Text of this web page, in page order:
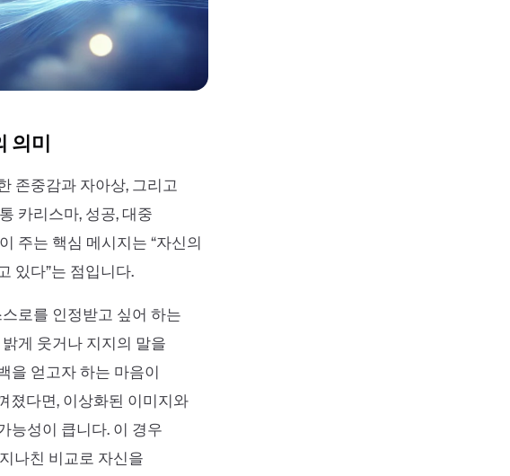
의미
존중감과 자아상, 그리고
카리스마, 성공, 대중
주는 핵심 메시지는 “자신의
있다”는 점입니다.
로를 인정받고 싶어 하는
게 웃거나 지지의 말을
을 얻고자 하는 마음이
졌다면, 이상화된 이미지와
능성이 큽니다. 이 경우
나친 비교로 자신을